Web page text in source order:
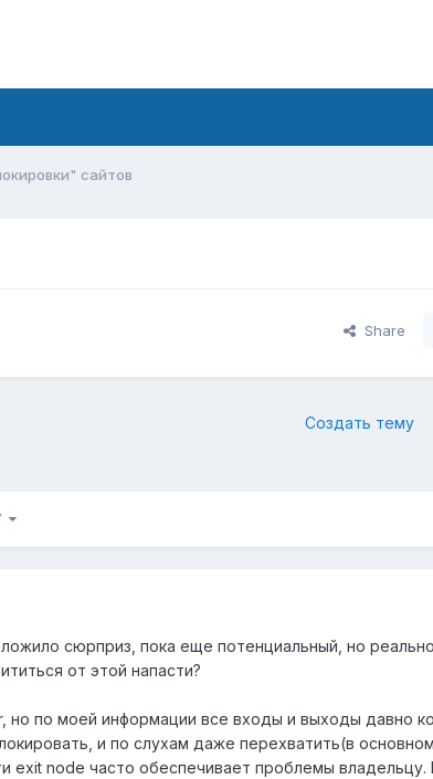
сайтов
Share
Создать тему
сюрприз, пока еще потенциальный, но
от этой напасти?
но по моей информации все входы и выходы давно
и по слухам даже перехватить(в
exit node часто обеспечивает проблемы владельцу.